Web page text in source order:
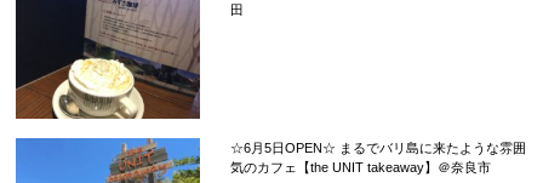
田
☆6月5日OPEN☆ まるでバリ島に来たような雰囲
気のカフェ【the UNIT takeaway】＠奈良市